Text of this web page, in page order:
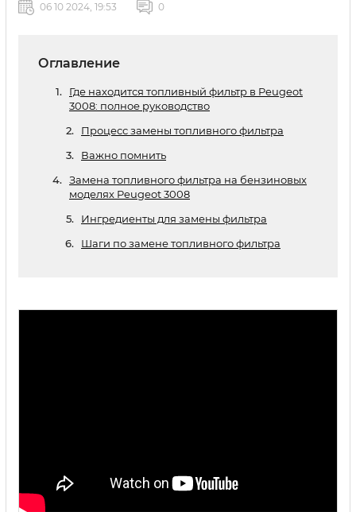
06 10 2024, 19:53 0
Оглавление
Где находится топливный фильтр в Peugeot
3008: полное руководство
Процесс замены топливного фильтра
Важно помнить
Замена топливного фильтра на бензиновых
моделях Peugeot 3008
Ингредиенты для замены фильтра
Шаги по замене топливного фильтра